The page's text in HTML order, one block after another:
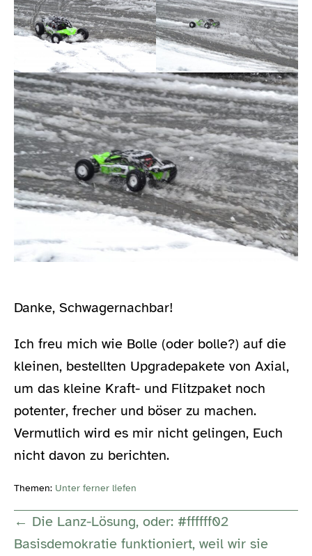
Danke, Schwagernachbar!
Ich freu mich wie Bolle (oder bolle?) auf die
kleinen, bestellten Upgradepakete von Axial,
um das kleine Kraft- und Flitzpaket noch
potenter, frecher und böser zu machen.
Vermutlich wird es mir nicht gelingen, Euch
nicht davon zu berichten.
Themen: Unter ferner liefen
Post
Navigation
← Die Lanz-Lösung, oder: #ffffff02
Basisdemokratie funktioniert, weil wir sie